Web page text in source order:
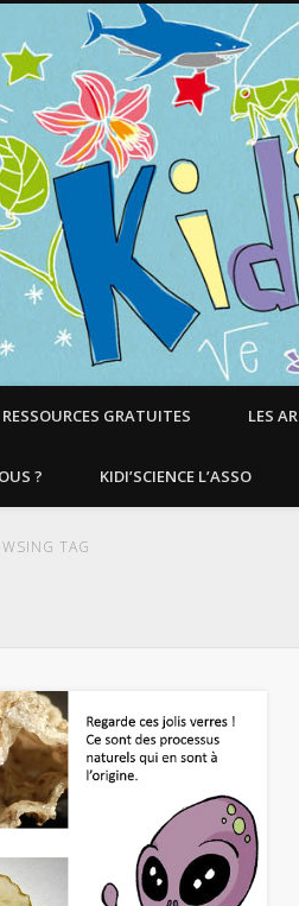
aux Enfants !
RESSOURCES GRATUITES LES
? KIDI’SCIENCE L’ASSO
TAG